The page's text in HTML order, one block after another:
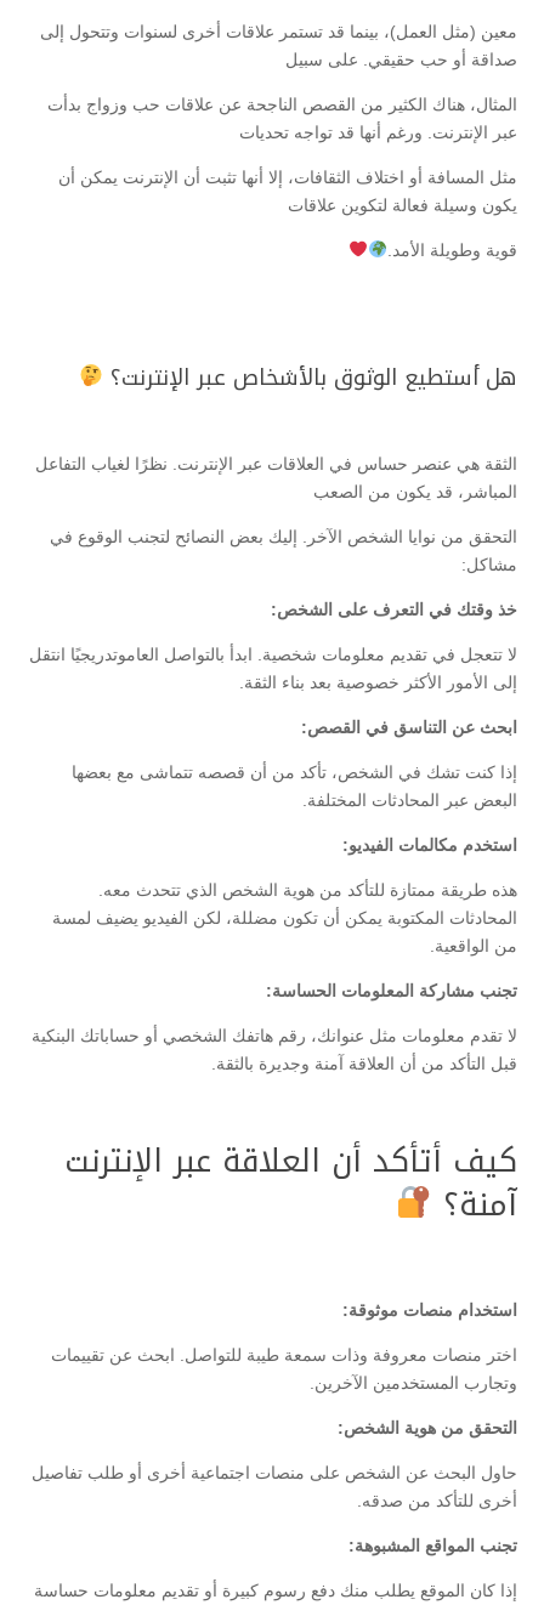
معين (مثل العمل)، بينما قد تستمر علاقات أخرى لسنوات وتتحول إلى
صداقة أو حب حقيقي. على سبيل
المثال، هناك الكثير من القصص الناجحة عن علاقات حب وزواج بدأت
عبر الإنترنت. ورغم أنها قد تواجه تحديات
مثل المسافة أو اختلاف الثقافات، إلا أنها تثبت أن الإنترنت يمكن أن
يكون وسيلة فعالة لتكوين علاقات
قوية وطويلة الأمد.
هل أستطيع الوثوق بالأشخاص عبر الإنترنت؟
الثقة هي عنصر حساس في العلاقات عبر الإنترنت. نظرًا لغياب التفاعل
المباشر، قد يكون من الصعب
التحقق من نوايا الشخص الآخر. إليك بعض النصائح لتجنب الوقوع في
مشاكل:
خذ وقتك في التعرف على الشخص:
لا تتعجل في تقديم معلومات شخصية. ابدأ بالتواصل العاموتدريجيًا انتقل
إلى الأمور الأكثر خصوصية بعد بناء الثقة.
ابحث عن التناسق في القصص:
إذا كنت تشك في الشخص، تأكد من أن قصصه تتماشى مع بعضها
البعض عبر المحادثات المختلفة.
استخدم مكالمات الفيديو:
هذه طريقة ممتازة للتأكد من هوية الشخص الذي تتحدث معه.
المحادثات المكتوبة يمكن أن تكون مضللة، لكن الفيديو يضيف لمسة
من الواقعية.
تجنب مشاركة المعلومات الحساسة:
لا تقدم معلومات مثل عنوانك، رقم هاتفك الشخصي أو حساباتك البنكية
قبل التأكد من أن العلاقة آمنة وجديرة بالثقة.
كيف أتأكد أن العلاقة عبر الإنترنت
آمنة؟
استخدام منصات موثوقة:
اختر منصات معروفة وذات سمعة طيبة للتواصل. ابحث عن تقييمات
وتجارب المستخدمين الآخرين.
التحقق من هوية الشخص:
حاول البحث عن الشخص على منصات اجتماعية أخرى أو طلب تفاصيل
أخرى للتأكد من صدقه.
تجنب المواقع المشبوهة:
إذا كان الموقع يطلب منك دفع رسوم كبيرة أو تقديم معلومات حساسة